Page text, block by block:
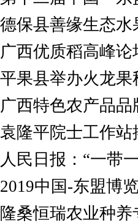
德保县善缘生态
广西优质稻高峰
平果县举办火龙
广西特色农产品
袁隆平院士工作
人民日报：“一带
2019中国-东盟博
隆桑恒瑞农业种